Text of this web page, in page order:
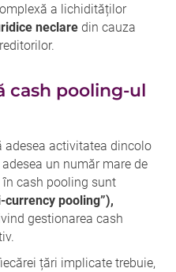
a lichidităților
neclare din cauza
cash pooling-ul
adesea activitatea dincolo
un număr mare de
cash pooling sunt
currency pooling”),
gestionarea cash
țări implicate trebuie,